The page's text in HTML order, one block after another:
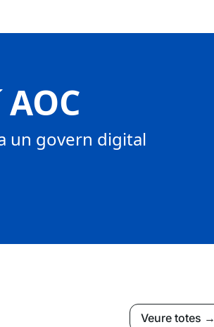
un govern digital
Veure totes →